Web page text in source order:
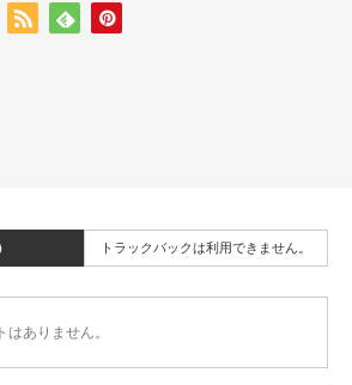
トラックバックは利用できません。
ありません。